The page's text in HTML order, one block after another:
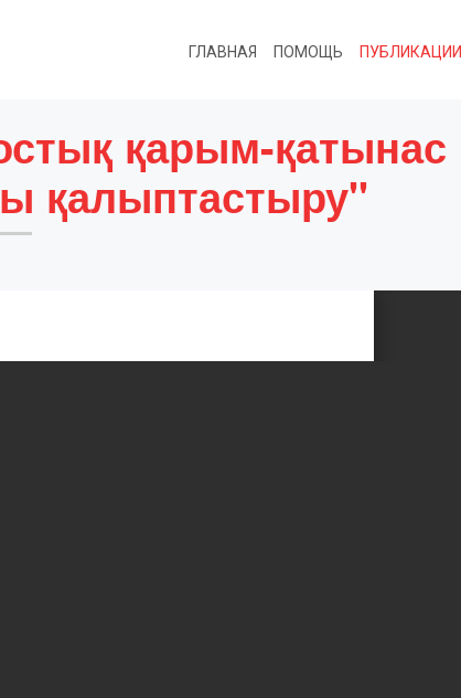
ГЛАВНАЯ ПОМОЩЬ ПУБЛИКАЦИИ
қарым-қатынас
қалыптастыру"